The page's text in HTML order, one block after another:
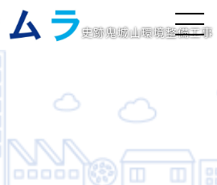
史跡鬼城山環境整備工事